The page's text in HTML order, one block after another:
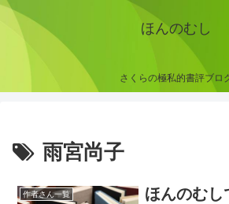
ほんのむし
さくらの極私的書評ブロ
雨宮尚子
作者さん一覧
ほんのむし